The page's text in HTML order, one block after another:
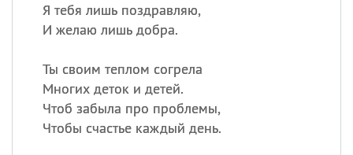
Я тебя лишь поздравляю,
И желаю лишь добра.
Ты своим теплом согрела
Многих деток и детей.
Чтоб забыла про проблемы,
Чтобы счастье каждый день.